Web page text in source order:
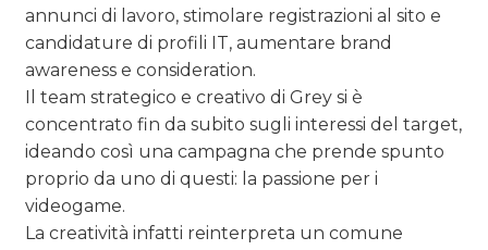
annunci di lavoro, stimolare registrazioni al sito e
candidature di profili IT, aumentare brand
awareness e consideration.
Il team strategico e creativo di Grey si è
concentrato fin da subito sugli interessi del target,
ideando così una campagna che prende spunto
proprio da uno di questi: la passione per i
videogame.
La creatività infatti reinterpreta un comune